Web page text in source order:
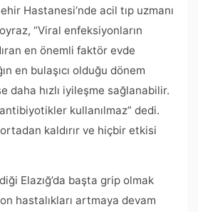
Hastanesi’nde acil tıp uzmanı
“Viral enfeksiyonların
en önemli faktör evde
en bulaşıcı olduğu dönem
daha hızlı iyileşme sağlanabilir.
kullanılmaz” dedi.
kaldırır ve hiçbir etkisi
Elazığ’da başta grip olmak
hastalıkları artmaya devam